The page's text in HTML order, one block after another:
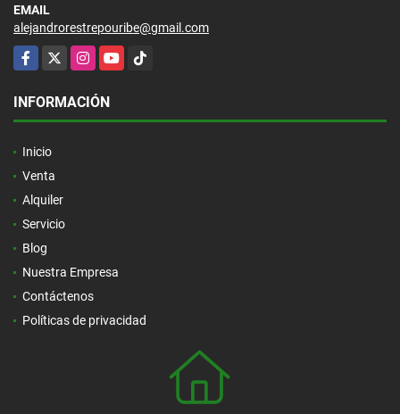
EMAIL
alejandrorestrepouribe@gmail.com
Facebook
X InstagramYouTubeTikTok
INFORMACIÓN
Inicio
Venta
Alquiler
Servicio
Blog
Nuestra Empresa
Contáctenos
Políticas de privacidad